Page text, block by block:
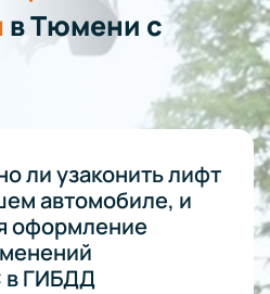
в Тюмени с
ли узаконить лифт
автомобиле, и
оформление
в ГИБДД